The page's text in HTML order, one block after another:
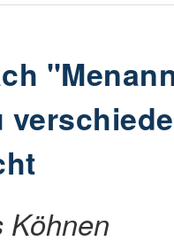
Köhnen